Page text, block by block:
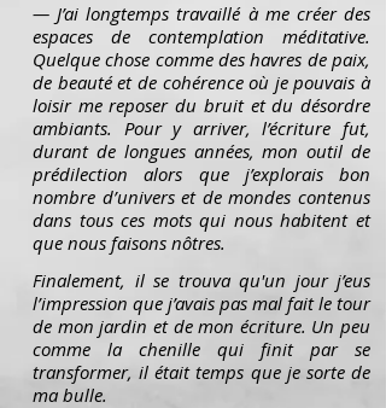
— J’ai longtemps travaillé à me créer des
espaces de contemplation méditative.
Quelque chose comme des havres de paix,
de beauté et de cohérence où je pouvais à
loisir me reposer du bruit et du désordre
ambiants. Pour y arriver, l’écriture fut,
durant de longues années, mon outil de
prédilection alors que j’explorais bon
nombre d’univers et de mondes contenus
dans tous ces mots qui nous habitent et
que nous faisons nôtres.
Finalement, il se trouva qu'un jour j’eus
l’impression que j’avais pas mal fait le tour
de mon jardin et de mon écriture. Un peu
comme la chenille qui finit par se
transformer, il était temps que je sorte de
ma bulle.